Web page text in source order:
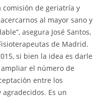
comisión de geriatría y
al mayor sano y
asegura José Santos,
de Madrid.
si bien la idea es darle
el número de
entre los
Es un